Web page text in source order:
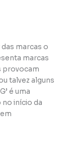
marcas o
marcas
provocam
talvez alguns
é uma
início da